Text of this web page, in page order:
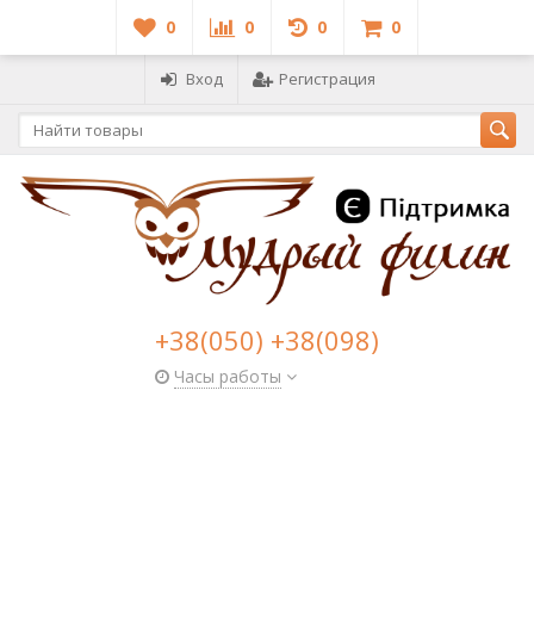
0 0 0 0
Вход Регистрация
+38(050) +38(098)
Часы работы